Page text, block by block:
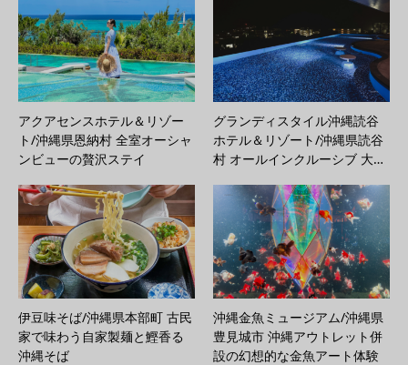
アクアセンスホテル＆リゾー
ト/沖縄県恩納村 全室オーシャ
ンビューの贅沢ステイ
グランディスタイル沖縄読谷
ホテル＆リゾート/沖縄県読谷
村 オールインクルーシブ 大…
伊豆味そば/沖縄県本部町 古民
家で味わう自家製麺と鰹香る
沖縄そば
沖縄金魚ミュージアム/沖縄県
豊見城市 沖縄アウトレット併
設の幻想的な金魚アート体験